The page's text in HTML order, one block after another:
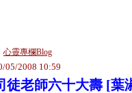
心靈專欄Blog
05/2008 10:59
徒老師六十大壽 [葉